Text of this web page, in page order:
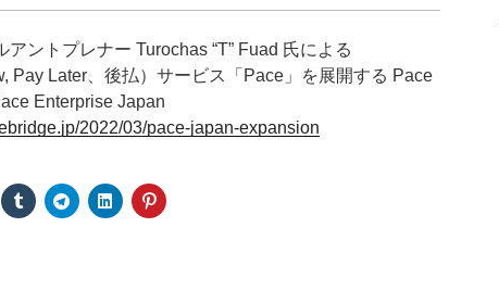
アントプレナー Turochas “T” Fuad 氏による
Pay Later、後払）サービス「Pace」を展開する Pace
Enterprise Japan
2022/03/pace-japan-expansion